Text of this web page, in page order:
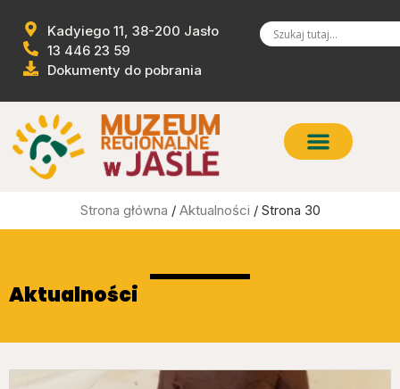
Kadyiego 11, 38-200 Jasło
13 446 23 59
Dokumenty do pobrania
Strona główna / Aktualności / Strona 30
Aktualności